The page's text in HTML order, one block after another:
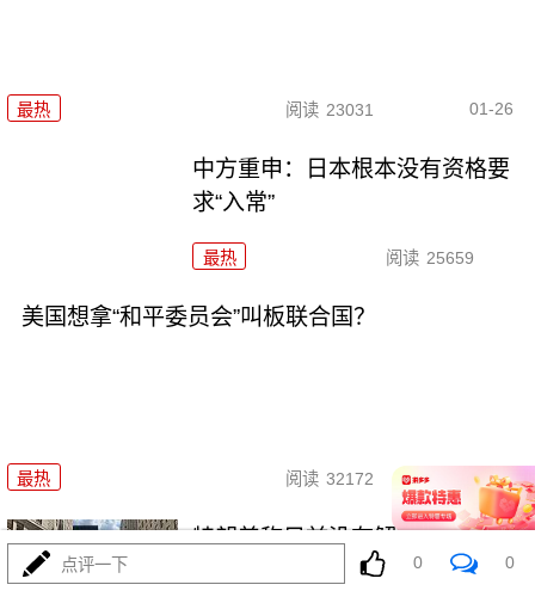
最热 阅读 23031 01-26
中方重申：日本根本没有资格要
求“入常”
最热 阅读 25659
美国想拿“和平委员会”叫板联合国？
最热 阅读 32172 01-20
特朗普称目前没有解除鲍威尔职
点评一下 0 0